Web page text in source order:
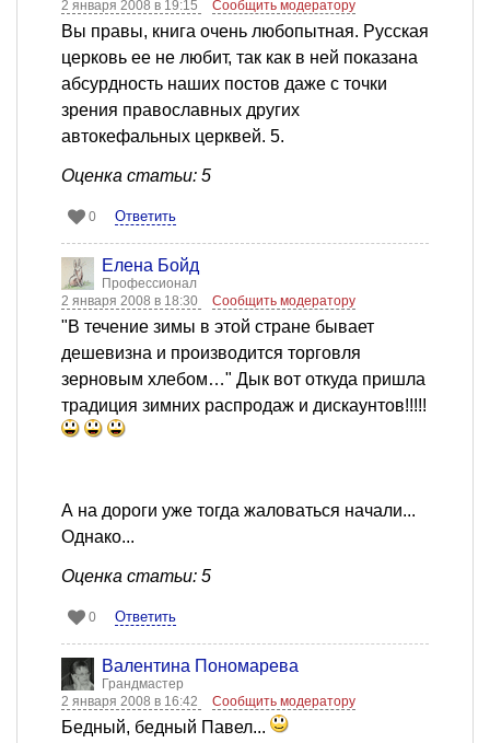
2 января 2008 в 19:15
Сообщить модератору
Вы правы, книга очень любопытная. Русская
церковь ее не любит, так как в ней показана
абсурдность наших постов даже с точки
зрения православных других
автокефальных церквей. 5.
Оценка статьи: 5
0 Ответить
Елена Бойд
Профессионал
2 января 2008 в 18:30
Сообщить модератору
"В течение зимы в этой стране бывает
дешевизна и производится торговля
зерновым хлебом…" Дык вот откуда пришла
традиция зимних распродаж и дискаунтов!!!!!
А на дороги уже тогда жаловаться начали...
Однако...
Оценка статьи: 5
0 Ответить
Валентина Пономарева
Грандмастер
2 января 2008 в 16:42
Сообщить модератору
Бедный, бедный Павел...